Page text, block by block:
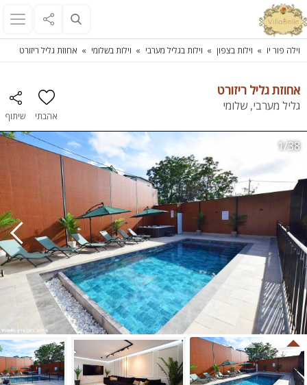
וילה פור יו וילות בצפון וילות בגליל מערבי וילות בשלומי אחוזת גליל ריזורט
אחוזת גליל ריזורט
גליל מערבי, שלומי
אהבתי שיתוף
1/38